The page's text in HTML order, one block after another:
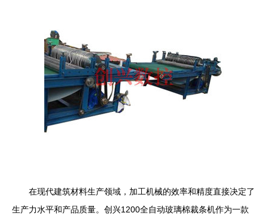
在现代建筑材料生产领域，加工机械的效率和精度直接决定了
生产力水平和产品质量。创兴1200全自动玻璃棉裁条机作为一款